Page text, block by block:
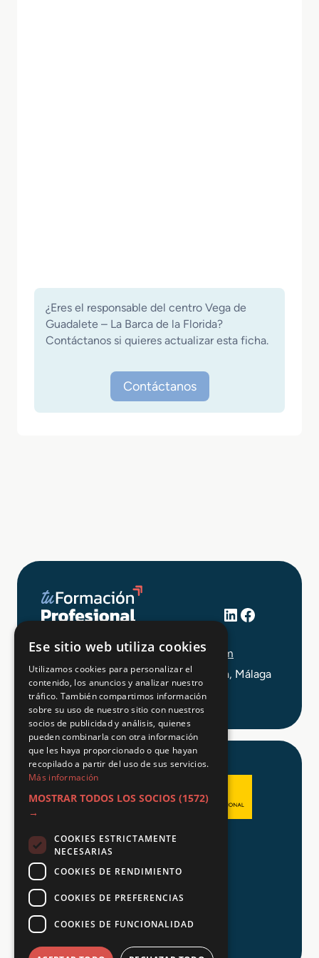
¿Eres el responsable del centro Vega de
Guadalete – La Barca de la Florida?
Contáctanos si quieres actualizar esta ficha.
Contáctanos
LinkedIn
Facebook
info@tuformacionprofesional.com
C/ Alameda Principal 21, 2ª Planta, Málaga
Aviso legal
Política de Privacidad
© 2026 Tu FP
Ese sitio web utiliza cookies
Utilizamos cookies para personalizar el
contenido, los anuncios y analizar nuestro
tráfico. También compartimos información
sobre su uso de nuestro sitio con nuestros
socios de publicidad y análisis, quienes
pueden combinarla con otra información
que les haya proporcionado o que hayan
recopilado a partir del uso de sus servicios.
Más información
MOSTRAR TODOS LOS SOCIOS (1572)
→
COOKIES ESTRICTAMENTE
NECESARIAS
COOKIES DE RENDIMIENTO
COOKIES DE PREFERENCIAS
COOKIES DE FUNCIONALIDAD